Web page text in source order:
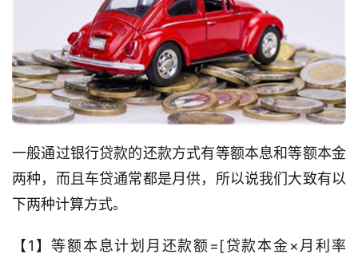
一般通过银行贷款的还款方式有等额本息和等额本金
两种，而且车贷通常都是月供，所以说我们大致有以
下两种计算方式。
【1】等额本息计划月还款额=[贷款本金×月利率